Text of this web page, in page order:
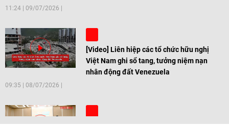
11:24 09/07/2026
[Video] Liên hiệp các tổ chức hữu nghị
Việt Nam ghi sổ tang, tưởng niệm nạn
nhân động đất Venezuela
09:35 08/07/2026